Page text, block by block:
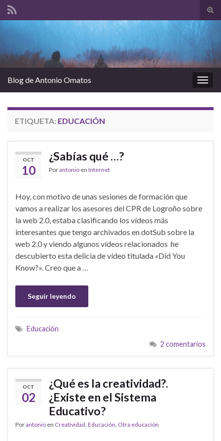
el
la
Blog de Antonio Omatos
ETIQUETA: EDUCACIÓN
OCT
10
¿Sabías qué …?
Porantonio en Internet
Hoy, con motivo de unas sesiones de formación que
vamos a realizar los asesores del CPR de Logroño sobre
la web 2.0, estaba clasificando los vídeos más
interesantes que tengo archivados en dotSub sobre la
web 2.0 y viendo algunos vídeos relacionados he
descubierto esta delicia de vídeo titulada «Did You
Know?». Creo que a …
Seguir leyendo
Educación
2 comentarios
OCT
02
¿Qué es la creatividad?.
¿Existe en el Sistema
Educativo?
Porantonio en Creatividad Educación Otra educación